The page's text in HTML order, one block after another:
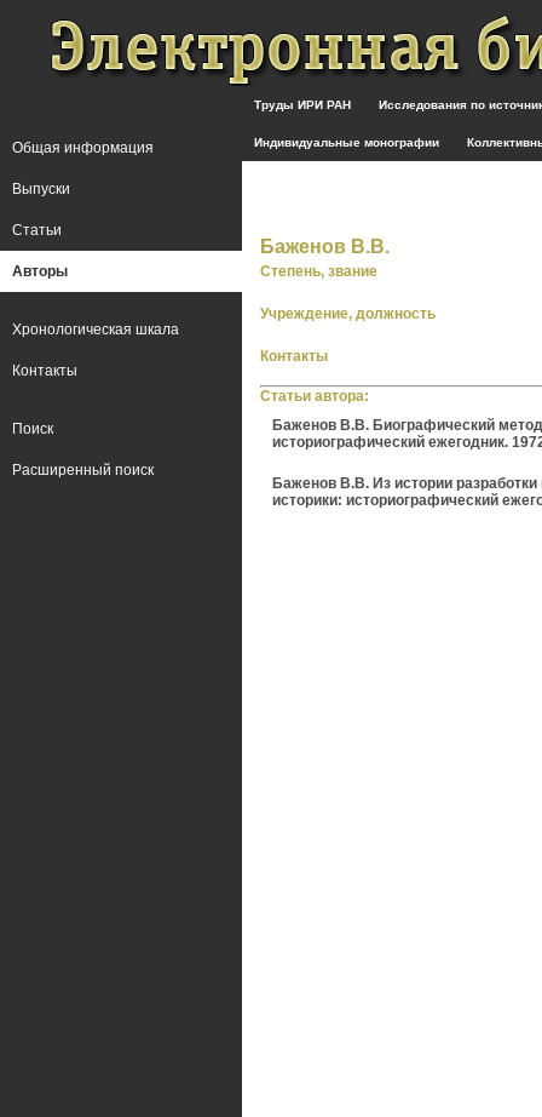
Труды ИРИ РАН Исследования по
Индивидуальные монографии
Баженов В.В.
Степень, звание
Учреждение, должность
Контакты
Статьи автора:
Баженов В.В. Биографический
историографический ежегодник.
Баженов B.В. Из истории
историки: историографический
Общая информация
Выпуски
Статьи
Авторы
Хронологическая шкала
Контакты
Поиск
Расширенный поиск